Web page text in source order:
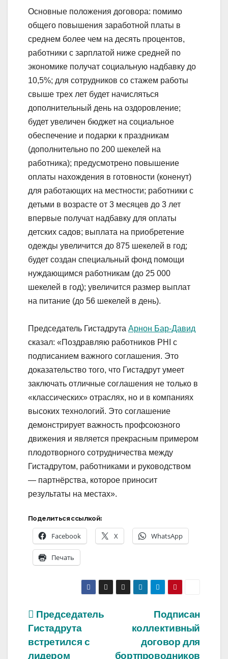
Основные положения договора: помимо
общего повышения заработной платы в
среднем более чем на десять процентов,
работники с зарплатой ниже средней по
экономике получат социальную надбавку до
10,5%; для сотрудников со стажем работы
свыше трех лет будет начисляться
дополнительный день на оздоровление;
будет увеличен бюджет на социальное
обеспечение и подарки к праздникам
(дополнительно по 200 шекелей на
работника); предусмотрено повышение
оплаты нахождения в готовности (коненут)
для работающих на местности; работники с
детьми в возрасте от 3 месяцев до 3 лет
впервые получат надбавку для оплаты
детских садов; выплата на приобретение
одежды увеличится до 875 шекелей в год;
будет создан специальный фонд помощи
нуждающимся работникам (до 25 000
шекелей в год); увеличится размер выплат
на питание (до 56 шекелей в день).
Председатель Гистадрута Арнон Бар-Давид
сказал: «Поздравляю работников PHI с
подписанием важного соглашения. Это
доказательство того, что Гистадрут умеет
заключать отличные соглашения не только в
«классических» отраслях, но и в компаниях
высоких технологий. Это соглашение
демонстрирует важность профсоюзного
движения и является прекрасным примером
плодотворного сотрудничества между
Гистадрутом, работниками и руководством
— партнёрства, которое приносит
результаты на местах».
Поделиться ссылкой:
Facebook X WhatsApp
Печать
Навигация
по
Подписан
коллективный
договор для
бортпроводников
Председатель
Гистадрута
встретился с
лидером